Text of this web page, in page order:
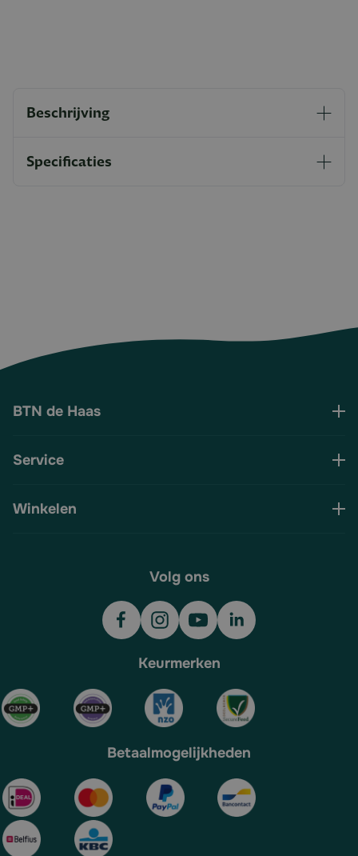
Beschrijving
Specificaties
BTN de Haas
Service
Winkelen
Volg ons
Keurmerken
Betaalmogelijkheden